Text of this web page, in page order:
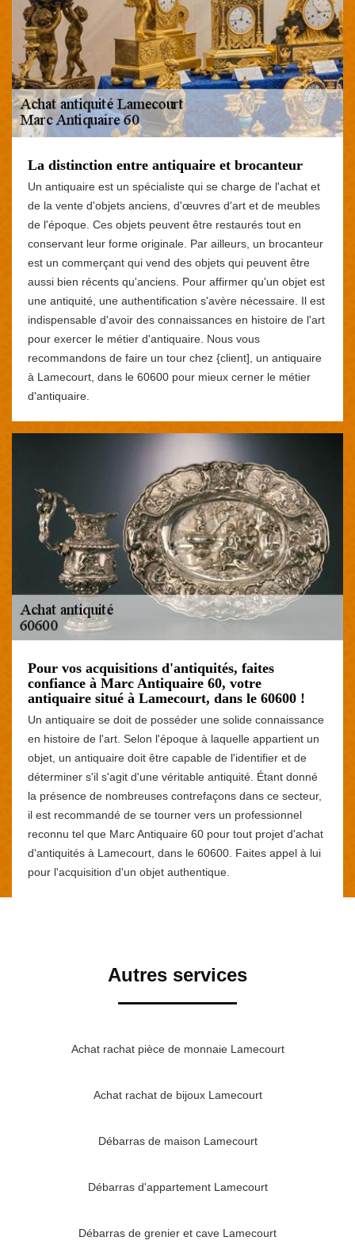
La distinction entre antiquaire et brocanteur
Un antiquaire est un spécialiste qui se charge de l'achat et
de la vente d'objets anciens, d'œuvres d'art et de meubles
de l'époque. Ces objets peuvent être restaurés tout en
conservant leur forme originale. Par ailleurs, un brocanteur
est un commerçant qui vend des objets qui peuvent être
aussi bien récents qu'anciens. Pour affirmer qu'un objet est
une antiquité, une authentification s'avère nécessaire. Il est
indispensable d'avoir des connaissances en histoire de l'art
pour exercer le métier d'antiquaire. Nous vous
recommandons de faire un tour chez {client], un antiquaire
à Lamecourt, dans le 60600 pour mieux cerner le métier
d'antiquaire.
Pour vos acquisitions d'antiquités, faites
confiance à Marc Antiquaire 60, votre
antiquaire situé à Lamecourt, dans le 60600 !
Un antiquaire se doit de posséder une solide connaissance
en histoire de l'art. Selon l'époque à laquelle appartient un
objet, un antiquaire doit être capable de l'identifier et de
déterminer s'il s'agit d'une véritable antiquité. Étant donné
la présence de nombreuses contrefaçons dans ce secteur,
il est recommandé de se tourner vers un professionnel
reconnu tel que Marc Antiquaire 60 pour tout projet d'achat
d'antiquités à Lamecourt, dans le 60600. Faites appel à lui
pour l'acquisition d'un objet authentique.
Autres services
Achat rachat pièce de monnaie Lamecourt
Achat rachat de bijoux Lamecourt
Débarras de maison Lamecourt
Débarras d'appartement Lamecourt
Débarras de grenier et cave Lamecourt